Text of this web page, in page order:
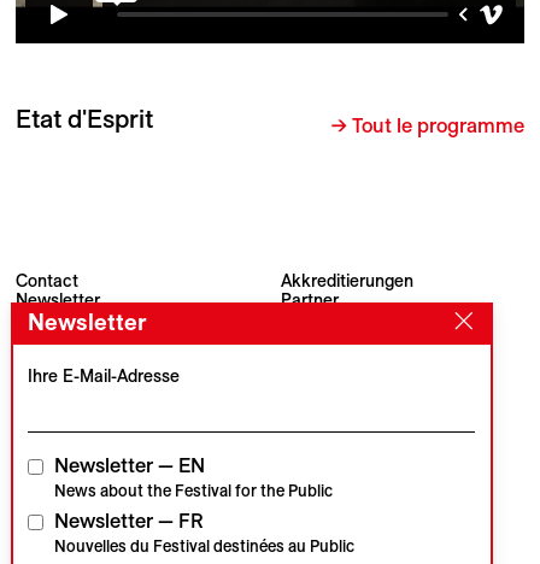
Etat d'Esprit → Tout le programme
Contact
Newsletter
Archiv
Akkreditierungen
Partner
Visions du Réel
Place du Marché 2
CH–1260 Nyon
#VisionsduReel
Hauptpartner Medienpartner
Institutionelle Partner
Newsletter
Ihre E-Mail-Adresse
Newsletter — EN
News about the Festival for the Public
Newsletter — FR
Nouvelles du Festival destinées au Public